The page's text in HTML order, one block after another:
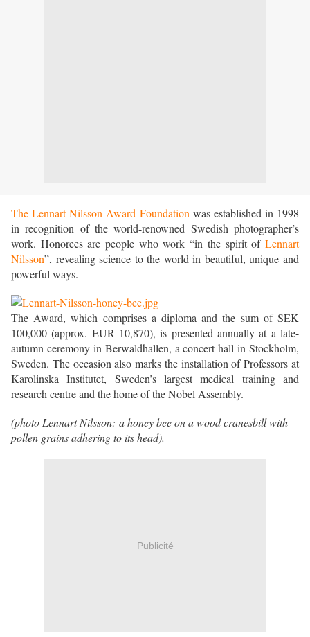
The Lennart Nilsson Award Foundation was established in 1998
in recognition of the world-renowned Swedish photographer’s
work. Honorees are people who work “in the spirit of Lennart
Nilsson”, revealing science to the world in beautiful, unique and
powerful ways.
The Award, which comprises a diploma and the sum of SEK
100,000 (approx. EUR 10,870), is presented annually at a late-
autumn ceremony in Berwaldhallen, a concert hall in Stockholm,
Sweden. The occasion also marks the installation of Professors at
Karolinska Institutet, Sweden’s largest medical training and
research centre and the home of the Nobel Assembly.
(photo Lennart Nilsson: a honey bee on a wood cranesbill with
pollen grains adhering to its head).
Publicité